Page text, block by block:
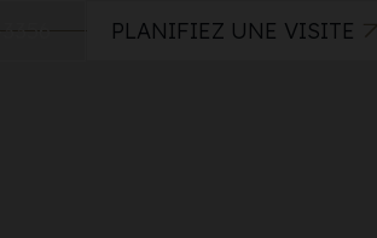
PLANIFIEZ UNE VISITE